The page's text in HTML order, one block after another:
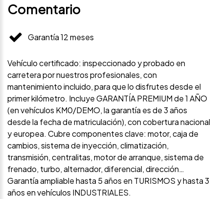
Comentario
Garantía 12 meses
Vehículo certificado: inspeccionado y probado en
carretera por nuestros profesionales, con
mantenimiento incluido, para que lo disfrutes desde el
primer kilómetro. Incluye GARANTÍA PREMIUM de 1 AÑO
(en vehículos KM0/DEMO, la garantía es de 3 años
desde la fecha de matriculación), con cobertura nacional
y europea. Cubre componentes clave: motor, caja de
cambios, sistema de inyección, climatización,
transmisión, centralitas, motor de arranque, sistema de
frenado, turbo, alternador, diferencial, dirección…
Garantía ampliable hasta 5 años en TURISMOS y hasta 3
años en vehículos INDUSTRIALES.